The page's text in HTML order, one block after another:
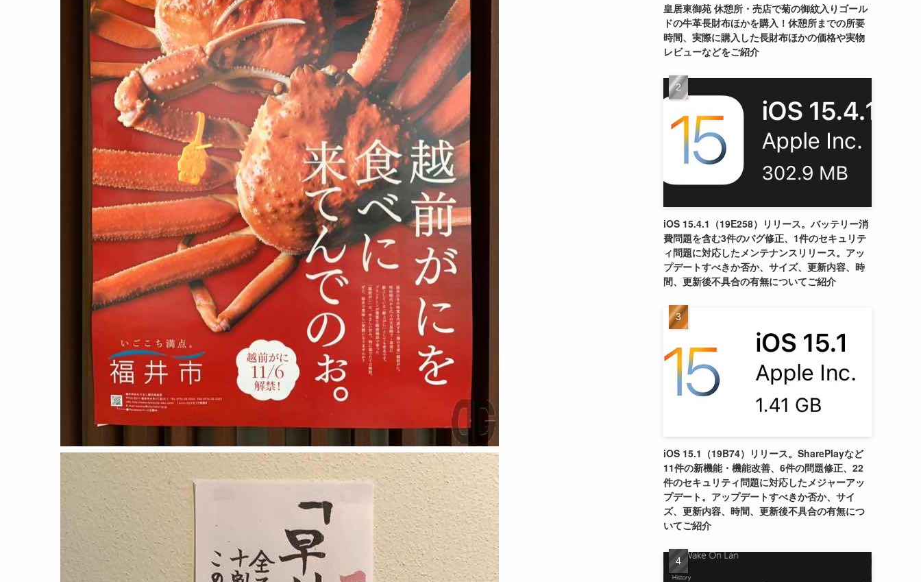
皇居東御苑 休憩所・売店で菊の御紋入りゴール
ドの牛革長財布ほかを購入！休憩所までの所要
時間、実際に購入した長財布ほかの価格や実物
レビューなどをご紹介
iOS 15.4.1（19E258）リリース。バッテリー消
費問題を含む3件のバグ修正、1件のセキュリテ
ィ問題に対応したメンテナンスリリース。アッ
プデートすべきか否か、サイズ、更新内容、時
間、更新後不具合の有無についてご紹介
iOS 15.1（19B74）リリース。SharePlayなど
11件の新機能・機能改善、6件の問題修正、22
件のセキュリティ問題に対応したメジャーアッ
プデート。アップデートすべきか否か、サイ
ズ、更新内容、時間、更新後不具合の有無につ
いてご紹介